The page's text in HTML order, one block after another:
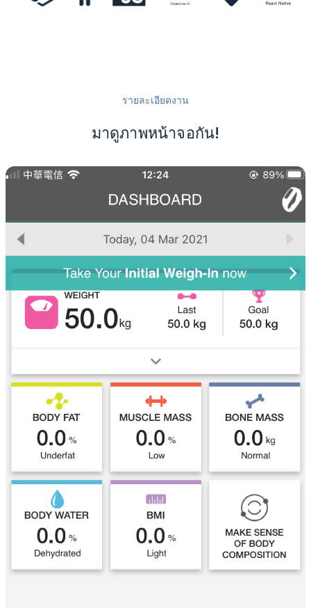
รายละเอียดงาน
มาดูภาพหน้าจอกัน!